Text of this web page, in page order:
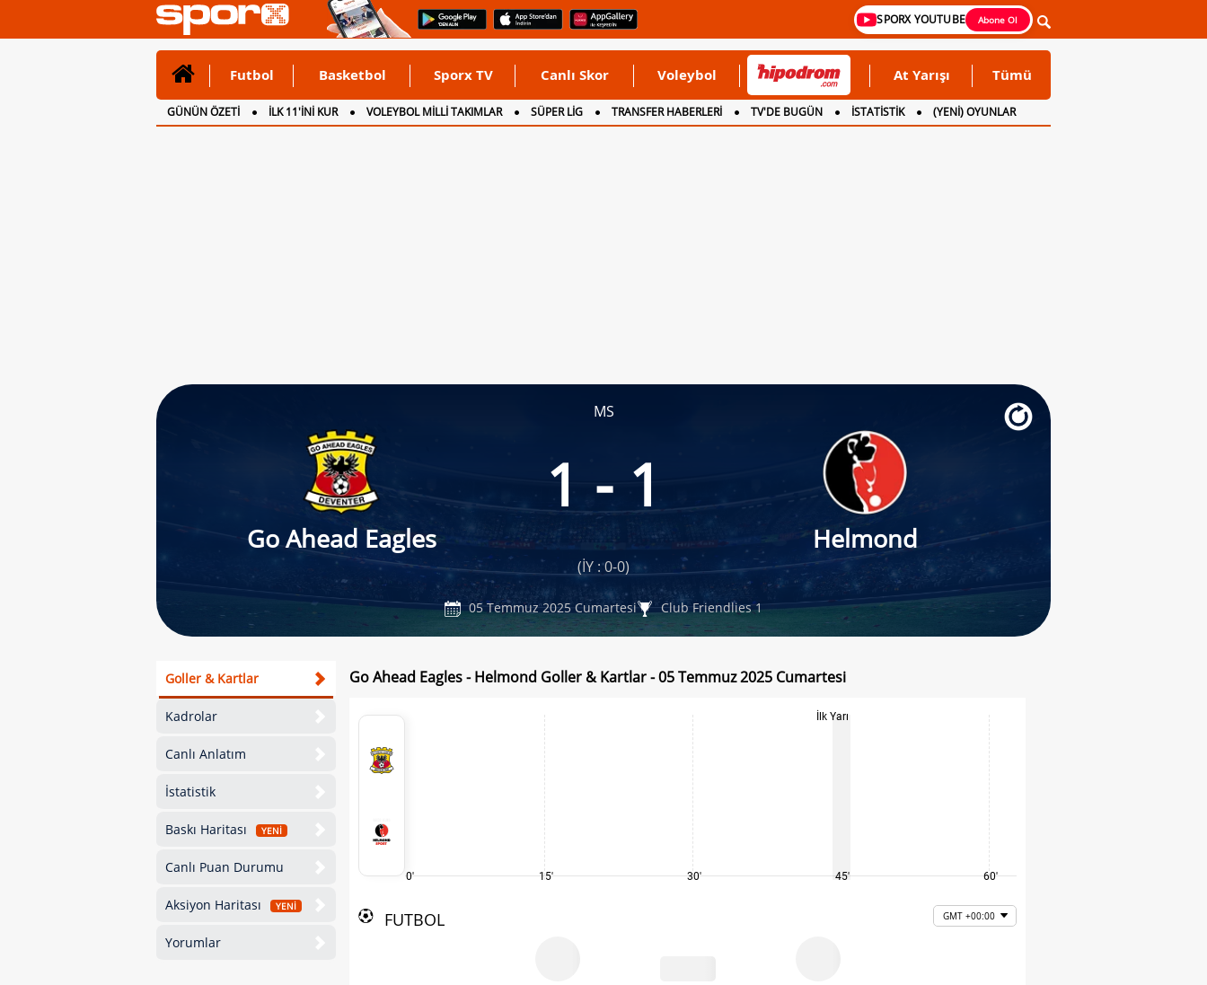
SPORX YOUTUBE Abone Ol
Futbol Basketbol Sporx TV Canlı Skor Voleybol At Yarışı Tümü
GÜNÜN ÖZETİ İLK 11'İNİ KUR VOLEYBOL MİLLİ TAKIMLAR SÜPER LİG TRANSFER HABERLERİ TV'DE BUGÜN İSTATİSTİK
(YENİ) OYUNLAR
CANLI ANLATIM
İNGİLTERE
MS
Go Ahead Eagles
1 - 1
Helmond
(İY : 0-0)
05 Temmuz 2025 Cumartesi Club Friendlies 1
Goller & Kartlar
Kadrolar
Canlı Anlatım
İstatistik
Baskı Haritası YENİ
Canlı Puan Durumu
Aksiyon Haritası YENİ
Yorumlar
Go Ahead Eagles - Helmond Goller & Kartlar - 05 Temmuz 2025 Cumartesi
0' 15' 30'
İlk Yarı
45' 60'
FUTBOL GMT +00:00